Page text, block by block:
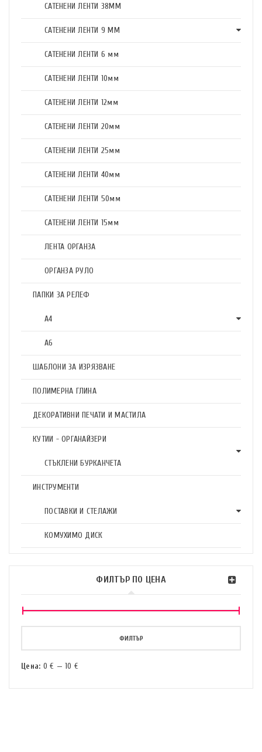
САТЕНЕНИ ЛЕНТИ 38ММ
САТЕНЕНИ ЛЕНТИ 9 ММ
САТЕНЕНИ ЛЕНТИ 6 мм
САТЕНЕНИ ЛЕНТИ 10мм
САТЕНЕНИ ЛЕНТИ 12мм
САТЕНЕНИ ЛЕНТИ 20мм
САТЕНЕНИ ЛЕНТИ 25мм
САТЕНЕНИ ЛЕНТИ 40мм
САТЕНЕНИ ЛЕНТИ 50мм
САТЕНЕНИ ЛЕНТИ 15мм
ЛЕНТА ОРГАНЗА
ОРГАНЗА РУЛО
ПАПКИ ЗА РЕЛЕФ
А4
А6
ШАБЛОНИ ЗА ИЗРЯЗВАНЕ
ПОЛИМЕРНА ГЛИНА
ДЕКОРАТИВНИ ПЕЧАТИ И МАСТИЛА
КУТИИ - ОРГАНАЙЗЕРИ
СТЪКЛЕНИ БУРКАНЧЕТА
ИНСТРУМЕНТИ
ПОСТАВКИ И СТЕЛАЖИ
КОМУХИМО ДИСК
ФИЛТЪР ПО ЦЕНА
ФИЛТЪР
Цена: 0 € — 10 €